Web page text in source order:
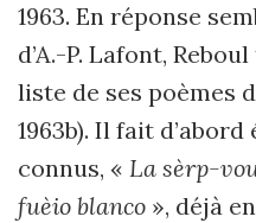
1963. En réponse
d’A.-P. Lafont,
liste de ses poèmes
1963b). Il fait
connus, « La sèrp-
fuèio blanco », déjà